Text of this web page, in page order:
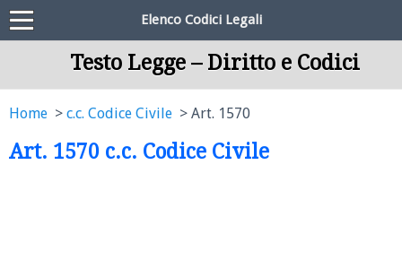
Elenco Codici Legali
Testo Legge – Diritto e Codici
Home c.c. Codice Civile Art. 1570
Art. 1570 c.c. Codice Civile